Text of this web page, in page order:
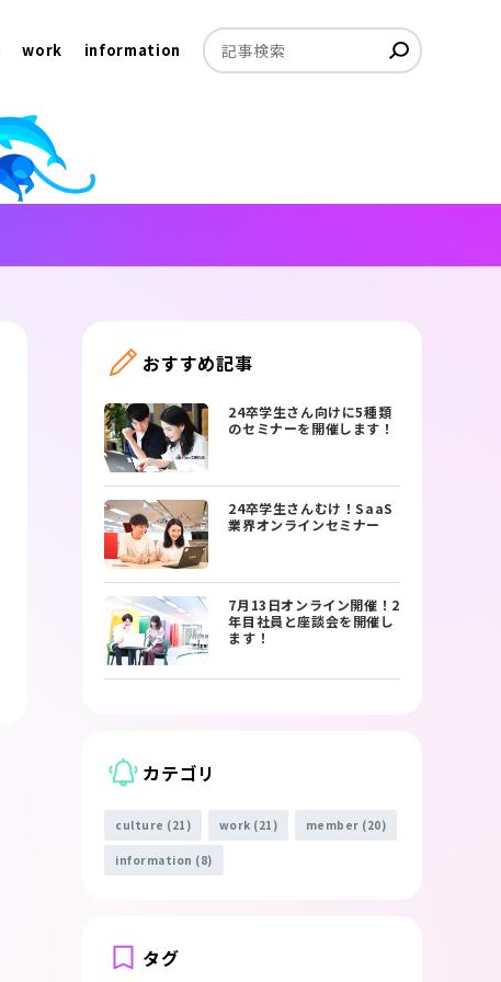
work information
おすすめ記事
24卒学生さん向けに5種類
のセミナーを開催します！
24卒学生さんむけ！SaaS
業界オンラインセミナー
7月13日オンライン開催！2
年目社員と座談会を開催し
ます！
カテゴリ
culture (21) work (21) member (20)
information (8)
タグ